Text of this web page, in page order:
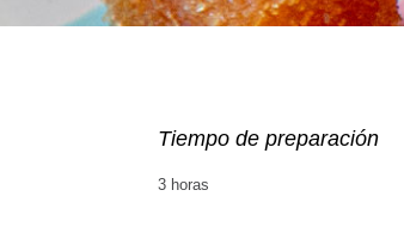
Tiempo de preparación
3 horas